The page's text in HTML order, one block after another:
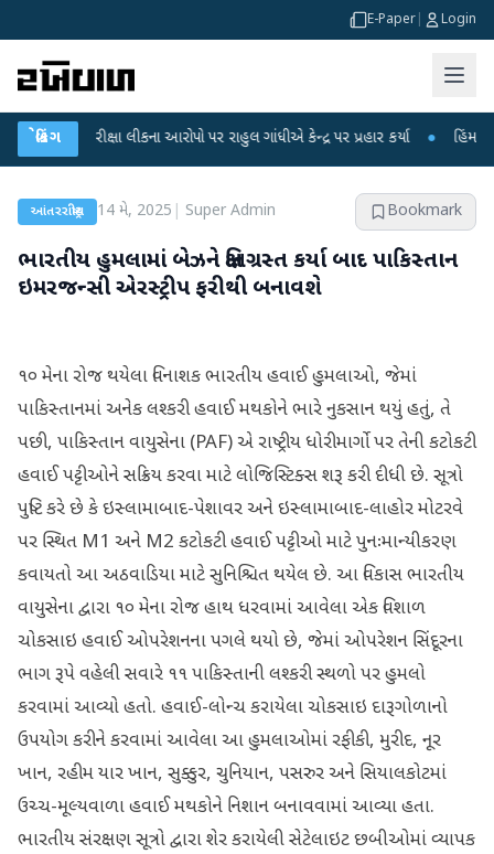
E-Paper Login
બ્રેકિંગ
પરીક્ષા લીકના આરોપો પર રાહુલ ગાંધીએ કેન્દ્ર પર પ્રહાર કર્યા ● હિંમતનગરમાં
આંતરરાષ્ટ્રીય 14 મે, 2025 Super Admin Bookmark
ભારતીય હુમલામાં બેઝને ક્ષતિગ્રસ્ત કર્યા બાદ પાકિસ્તાન
ઇમરજન્સી એરસ્ટ્રીપ ફરીથી બનાવશે
૧૦ મેના રોજ થયેલા વિનાશક ભારતીય હવાઈ હુમલાઓ, જેમાં
પાકિસ્તાનમાં અનેક લશ્કરી હવાઈ મથકોને ભારે નુકસાન થયું હતું, તે
પછી, પાકિસ્તાન વાયુસેના (PAF) એ રાષ્ટ્રીય ધોરીમાર્ગો પર તેની કટોકટી
હવાઈ પટ્ટીઓને સક્રિય કરવા માટે લોજિસ્ટિક્સ શરૂ કરી દીધી છે. સૂત્રો
પુષ્ટિ કરે છે કે ઇસ્લામાબાદ-પેશાવર અને ઇસ્લામાબાદ-લાહોર મોટરવે
પર સ્થિત M1 અને M2 કટોકટી હવાઈ પટ્ટીઓ માટે પુનઃમાન્યીકરણ
કવાયતો આ અઠવાડિયા માટે સુનિશ્ચિત થયેલ છે. આ વિકાસ ભારતીય
વાયુસેના દ્વારા ૧૦ મેના રોજ હાથ ધરવામાં આવેલા એક વિશાળ
ચોકસાઇ હવાઈ ઓપરેશનના પગલે થયો છે, જેમાં ઓપરેશન સિંદૂરના
ભાગ રૂપે વહેલી સવારે ૧૧ પાકિસ્તાની લશ્કરી સ્થળો પર હુમલો
કરવામાં આવ્યો હતો. હવાઈ-લોન્ચ કરાયેલા ચોકસાઇ દારૂગોળાનો
ઉપયોગ કરીને કરવામાં આવેલા આ હુમલાઓમાં રફીકી, મુરીદ, નૂર
ખાન, રહીમ યાર ખાન, સુક્કુર, ચુનિયાન, પસરુર અને સિયાલકોટમાં
ઉચ્ચ-મૂલ્યવાળા હવાઈ મથકોને નિશાન બનાવવામાં આવ્યા હતા.
ભારતીય સંરક્ષણ સૂત્રો દ્વારા શેર કરાયેલી સેટેલાઇટ છબીઓમાં વ્યાપક